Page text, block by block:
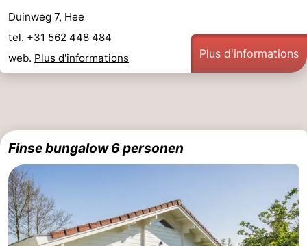
Duinweg 7, Hee
tel. +31 562 448 484
web. Plus d'informations Plus d'informations
Finse bungalow 6 personen